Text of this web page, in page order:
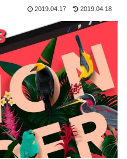
2019.04.17 2019.04.18